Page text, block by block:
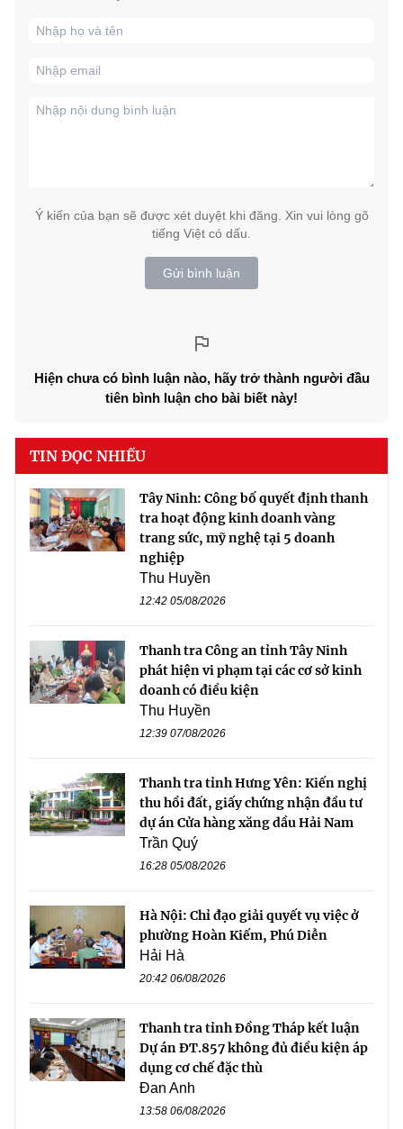
Ý kiến của bạn sẽ được xét duyệt khi đăng. Xin vui lòng gõ
tiếng Việt có dấu.
Gửi bình luận
Hiện chưa có bình luận nào, hãy trở thành người đầu
tiên bình luận cho bài biết này!
TIN ĐỌC NHIỀU
Tây Ninh: Công bố quyết định thanh
tra hoạt động kinh doanh vàng
trang sức, mỹ nghệ tại 5 doanh
nghiệp
Thu Huyền
12:42 05/08/2026
Thanh tra Công an tỉnh Tây Ninh
phát hiện vi phạm tại các cơ sở kinh
doanh có điều kiện
Thu Huyền
12:39 07/08/2026
Thanh tra tỉnh Hưng Yên: Kiến nghị
thu hồi đất, giấy chứng nhận đầu tư
dự án Cửa hàng xăng dầu Hải Nam
Trần Quý
16:28 05/08/2026
Hà Nội: Chỉ đạo giải quyết vụ việc ở
phường Hoàn Kiếm, Phú Diễn
Hải Hà
20:42 06/08/2026
Thanh tra tỉnh Đồng Tháp kết luận
Dự án ĐT.857 không đủ điều kiện áp
dụng cơ chế đặc thù
Đan Anh
13:58 06/08/2026